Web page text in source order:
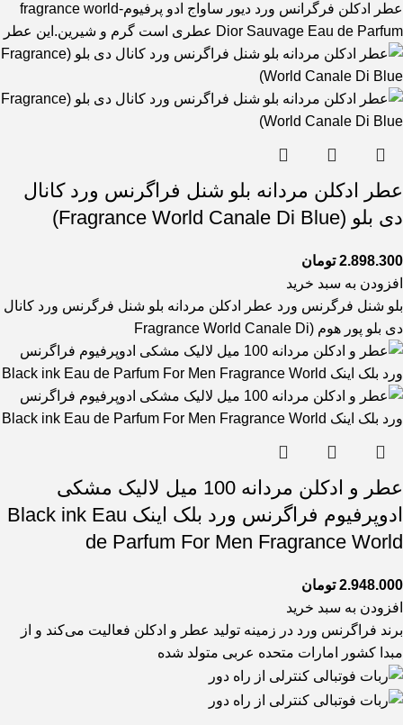
عطر ادکلن فرگرانس ورد دیور ساواج ادو پرفیوم-fragrance world
Dior Sauvage Eau de Parfum عطری است گرم و شیرین.این عطر
عطر ادکلن مردانه بلو شنل فراگرنس ورد کانال
دی بلو (Fragrance World Canale Di Blue)
2.898.300 تومان
افزودن به سبد خرید
بلو شنل فرگرنس ورد عطر ادکلن مردانه بلو شنل فرگرنس ورد کانال
دی بلو پور هوم (Fragrance World Canale Di
عطر و ادکلن مردانه 100 میل لالیک مشکی
ادوپرفیوم فراگرنس ورد بلک اینک Black ink Eau
de Parfum For Men Fragrance World
2.948.000 تومان
افزودن به سبد خرید
برند فراگرنس ورد در زمینه تولید عطر و ادکلن فعالیت می‌کند و از
مبدا کشور امارات متحده عربی متولد شده